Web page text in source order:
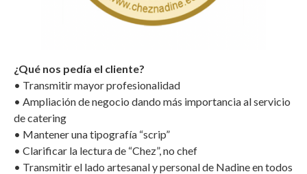
¿Qué nos pedía el cliente?
• Transmitir mayor profesionalidad
• Ampliación de negocio dando más importancia al servicio
de catering
• Mantener una tipografía “scrip”
• Clarificar la lectura de “Chez”, no chef
• Transmitir el lado artesanal y personal de Nadine en todos